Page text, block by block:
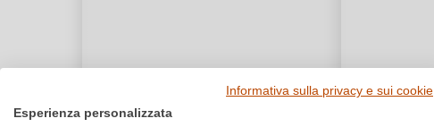
Informativa sulla privacy e sui cookie
Esperienza personalizzata